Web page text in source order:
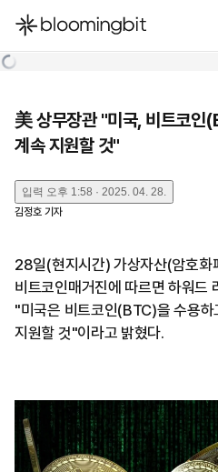
한국어
美 상무장관 "미국, 비트코인
계속 지원할 것"
입력 오후 1:58 · 2025. 04. 28.
김정호 기자
28일(현지시간) 가상자산(암호화
비트코인매거진에 따르면 하워드
"미국은 비트코인(BTC)을 수용하
지원할 것"이라고 밝혔다.